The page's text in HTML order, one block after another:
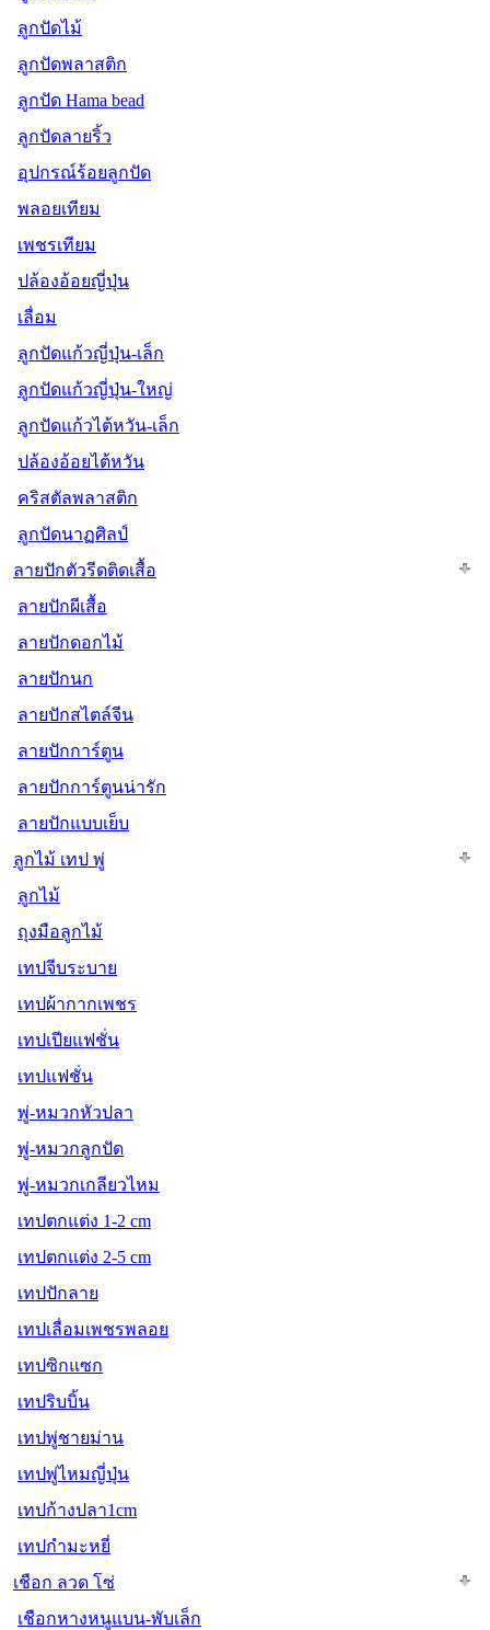
ลูกปัดไม้
ลูกปัดพลาสติก
ลูกปัด Hama bead
ลูกปัดลายริ้ว
อุปกรณ์ร้อยลูกปัด
พลอยเทียม
เพชรเทียม
ปล้องอ้อยญี่ปุ่น
เลื่อม
ลูกปัดแก้วญี่ปุ่น-เล็ก
ลูกปัดแก้วญี่ปุ่น-ใหญ่
ลูกปัดแก้วไต้หวัน-เล็ก
ปล้องอ้อยไต้หวัน
คริสตัลพลาสติก
ลูกปัดนาฏศิลป์
ลายปักตัวรีดติดเสื้อ
ลายปักผีเสื้อ
ลายปักดอกไม้
ลายปักนก
ลายปักสไตล์จีน
ลายปักการ์ตูน
ลายปักการ์ตูนน่ารัก
ลายปักแบบเย็บ
ลูกไม้ เทป พู่
ลูกไม้
ถุงมือลูกไม้
เทปจีบระบาย
เทปผ้ากากเพชร
เทปเปียแฟชั่น
เทปแฟชั่น
พู่-หมวกหัวปลา
พู่-หมวกลูกปัด
พู่-หมวกเกลียวไหม
เทปตกแต่ง 1-2 cm
เทปตกแต่ง 2-5 cm
เทปปักลาย
เทปเลื่อมเพชรพลอย
เทปซิกแซก
เทปริบบิ้น
เทปพู่ชายม่าน
เทปพู่ไหมญี่ปุ่น
เทปก้างปลา1cm
เทปกำมะหยี่
เชือก ลวด โซ่
เชือกหางหนูแบน-พับเล็ก